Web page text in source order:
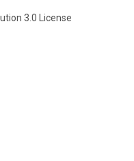
3.0 License